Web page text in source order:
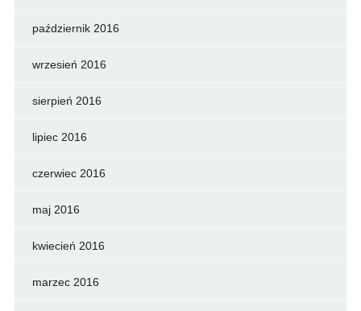
październik 2016
wrzesień 2016
sierpień 2016
lipiec 2016
czerwiec 2016
maj 2016
kwiecień 2016
marzec 2016